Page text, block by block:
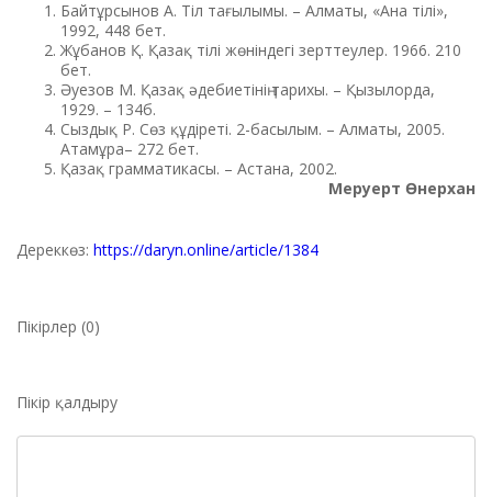
Байтұрсынов А. Тіл тағылымы. – Алматы, «Ана тілі»,
1992, 448 бет.
Жұбанов Қ. Қазақ тілі жөніндегі зерттеулер. 1966. 210
бет.
Әуезов М. Қазақ әдебиетінің тарихы. – Қызылорда,
1929. – 134б.
Сыздық Р. Сөз құдіреті. 2-басылым. – Алматы, 2005.
Атамұра– 272 бет.
Қазақ грамматикасы. – Астана, 2002.
Меруерт Өнерхан
Дереккөз: https://daryn.online/article/1384
Пікірлер (0)
Пікір қалдыру